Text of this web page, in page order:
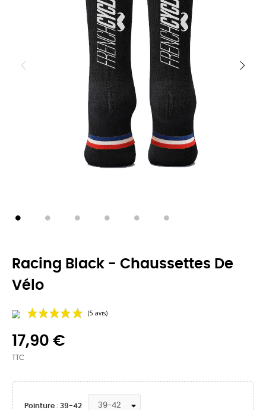
Racing Black - Chaussettes De
Vélo
17,90 €
TTC
Pointure : 39-42